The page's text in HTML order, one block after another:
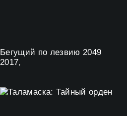
Бегущий по лезвию 2049
2017,